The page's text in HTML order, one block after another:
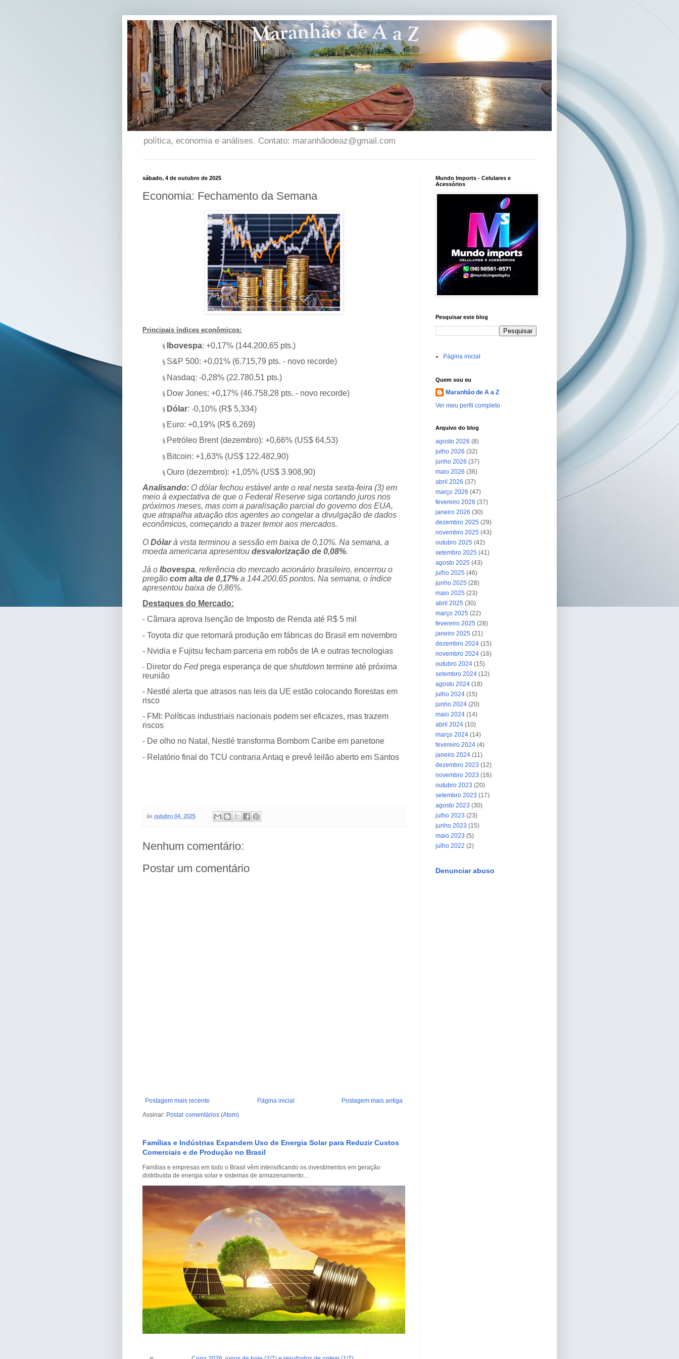
política, economia e análises. Contato: maranhãodeaz@gmail.com
sábado, 4 de outubro de 2025
Economia: Fechamento da Semana
Principais índices econômicos:
§ Ibovespa: +0,17% (144.200,65 pts.)
§ S&P 500: +0,01% (6.715,79 pts. - novo recorde)
§ Nasdaq: -0,28% (22.780,51 pts.)
§ Dow Jones: +0,17% (46.758,28 pts. - novo recorde)
§ Dólar: -0,10% (R$ 5,334)
§ Euro: +0,19% (R$ 6,269)
§ Petróleo Brent (dezembro): +0,66% (US$ 64,53)
§ Bitcoin: +1,63% (US$ 122.482,90)
§ Ouro (dezembro): +1,05% (US$ 3.908,90)
Analisando: O dólar fechou estável ante o real nesta sexta-feira (3) em
meio à expectativa de que o Federal Reserve siga cortando juros nos
próximos meses, mas com a paralisação parcial do governo dos EUA,
que atrapalha atuação dos agentes ao congelar a divulgação de dados
econômicos, começando a trazer temor aos mercados.
O Dólarà vista terminou a sessão em baixa de 0,10%. Na semana, a
moeda americana apresentou desvalorização de 0,08%.
Já o Ibovespa, referência do mercado acionário brasileiro, encerrou o
pregão com alta de 0,17% a 144.200,65 pontos. Na semana, o índice
apresentou baixa de 0,86%.
Destaques do Mercado:
- Câmara aprova Isenção de Imposto de Renda até R$ 5 mil
- Toyota diz que retomará produção em fábricas do Brasil em novembro
- Nvidia e Fujitsu fecham parceria em robôs de IA e outras tecnologias
- Diretor do Fed prega esperança de que shutdown termine até próxima
reunião
- Nestlé alerta que atrasos nas leis da UE estão colocando florestas em
risco
- FMI: Políticas industriais nacionais podem ser eficazes, mas trazem
riscos
- De olho no Natal, Nestlé transforma Bombom Caribe em panetone
- Relatório final do TCU contraria Antaq e prevê leilão aberto em Santos
às outubro 04, 2025
Nenhum comentário:
Postar um comentário
Postagem mais recente Postagem mais antiga
Página inicial
Assinar: Postar comentários (Atom)
Famílias e Indústrias Expandem Uso de Energia Solar para Reduzir Custos
Comerciais e de Produção no Brasil
Famílias e empresas em todo o Brasil vêm intensificando os investimentos em geração
distribuída de energia solar e sistemas de armazenamento...
Mundo Imports - Celulares e
Acessórios
Pesquisar este blog
Página inicial
Quem sou eu
Maranhão de A a Z
Ver meu perfil completo
Arquivo do blog
agosto 2026 (8)
julho 2026 (32)
junho 2026 (37)
maio 2026 (36)
abril 2026 (37)
março 2026 (47)
fevereiro 2026 (37)
janeiro 2026 (30)
dezembro 2025 (29)
novembro 2025 (43)
outubro 2025 (42)
setembro 2025 (41)
agosto 2025 (43)
julho 2025 (46)
junho 2025 (28)
maio 2025 (23)
abril 2025 (30)
março 2025 (22)
fevereiro 2025 (28)
janeiro 2025 (21)
dezembro 2024 (15)
novembro 2024 (16)
outubro 2024 (15)
setembro 2024 (12)
agosto 2024 (18)
julho 2024 (15)
junho 2024 (20)
maio 2024 (14)
abril 2024 (10)
março 2024 (14)
fevereiro 2024 (4)
janeiro 2024 (11)
dezembro 2023 (12)
novembro 2023 (16)
outubro 2023 (20)
setembro 2023 (17)
agosto 2023 (30)
julho 2023 (23)
junho 2023 (15)
maio 2023 (5)
julho 2022 (2)
Denunciar abuso